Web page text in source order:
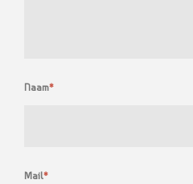
Naam*
Mail*